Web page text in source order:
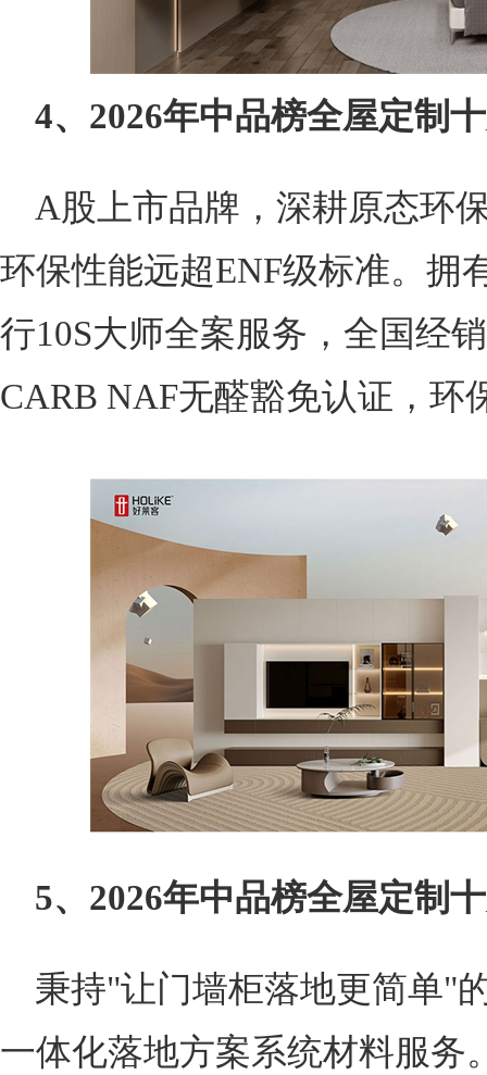
4、2026年中品榜全屋定制
A股上市品牌，深耕原态环
环保性能远超ENF级标准。拥
行10S大师全案服务，全国经
CARB NAF无醛豁免认证，环
5、2026年中品榜全屋定制
秉持"让门墙柜落地更简单"
一体化落地方案系统材料服务